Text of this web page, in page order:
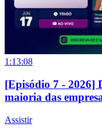
1:13:08
[Episódio 7 - 2026]
maioria das
Assistir